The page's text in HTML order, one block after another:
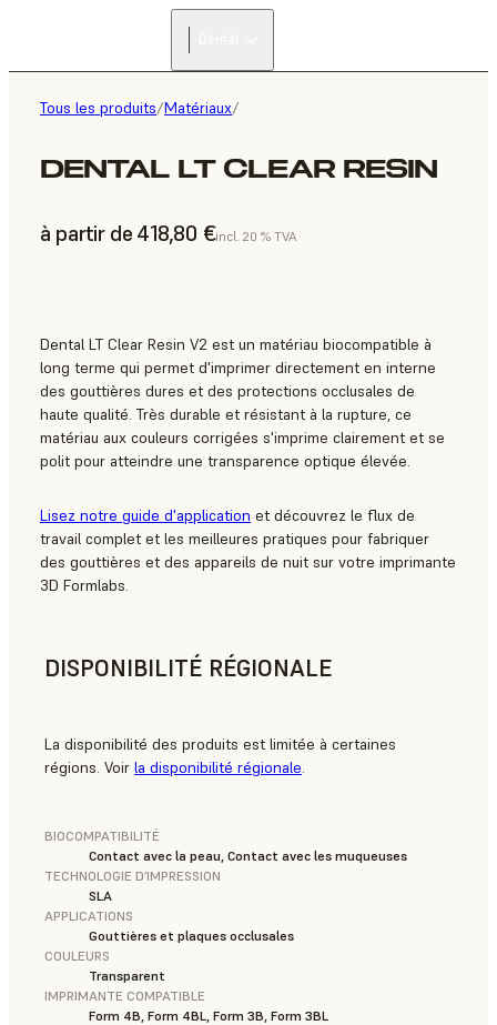
Tous les produits/Matériaux/
DENTAL LT CLEAR RESIN
à partir de 418,80 €incl. 20 % TVA
Dental LT Clear Resin V2 est un matériau biocompatible à
long terme qui permet d'imprimer directement en interne
des gouttières dures et des protections occlusales de
haute qualité. Très durable et résistant à la rupture, ce
matériau aux couleurs corrigées s'imprime clairement et se
polit pour atteindre une transparence optique élevée.
Lisez notre guide d'application et découvrez le flux de
travail complet et les meilleures pratiques pour fabriquer
des gouttières et des appareils de nuit sur votre imprimante
3D Formlabs.
DISPONIBILITÉ RÉGIONALE
La disponibilité des produits est limitée à certaines
régions. Voir la disponibilité régionale.
BIOCOMPATIBILITÉ
Contact avec la peau, Contact avec les muqueuses
TECHNOLOGIE D’IMPRESSION
SLA
APPLICATIONS
Gouttières et plaques occlusales
COULEURS
Transparent
IMPRIMANTE COMPATIBLE
Form 4B, Form 4BL, Form 3B, Form 3BL